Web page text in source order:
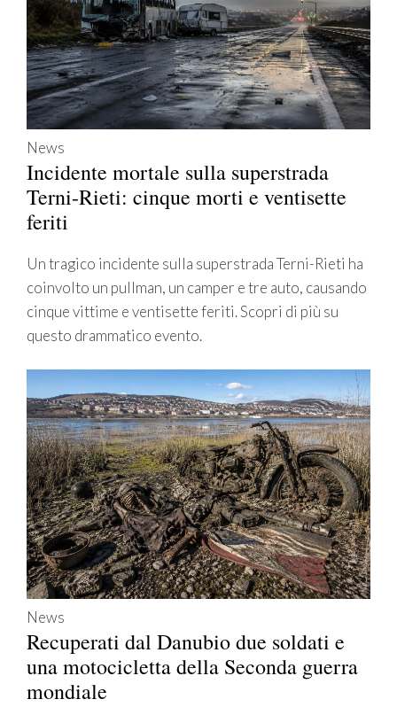
News
Incidente mortale sulla superstrada
Terni-Rieti: cinque morti e ventisette
feriti
Un tragico incidente sulla superstrada Terni-Rieti ha
coinvolto un pullman, un camper e tre auto, causando
cinque vittime e ventisette feriti. Scopri di più su
questo drammatico evento.
News
Recuperati dal Danubio due soldati e
una motocicletta della Seconda guerra
mondiale